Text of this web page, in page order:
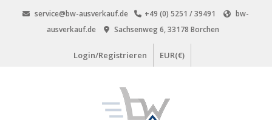
service@bw-ausverkauf.de +49 (0) 5251 / 39491
bw-
ausverkauf.de
Sachsenweg 6, 33178 Borchen
Login/Registrieren EUR(€)